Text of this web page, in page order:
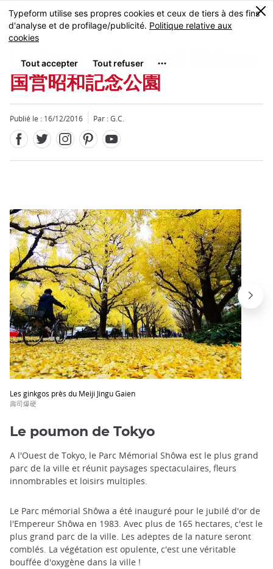
Skip
to
main
MENU
0
Le Parc mémorial Shôwa
国営昭和記念公園
Publié le : 16/12/2016 Par : G.C.
Les ginkgos près du Meiji Jingu Gaien
壽司爆硬
Fermer
Le poumon de Tokyo
A l'Ouest de Tokyo, le Parc Mémorial Shôwa est le plus grand
parc de la ville et réunit paysages spectaculaires, fleurs
innombrables et loisirs multiples.
Le Parc mémorial Shôwa a été inauguré pour le jubilé d'or de
l'Empereur Shôwa en 1983. Avec plus de 165 hectares, c'est le
plus grand parc de la ville. Les adeptes de la nature seront
comblés. La végétation est opulente, c'est une véritable
bouffée d'oxygène dans la ville !